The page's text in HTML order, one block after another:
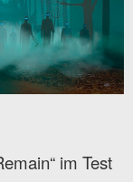
im Test